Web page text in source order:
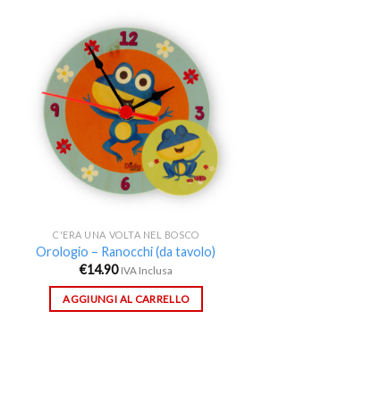
Aggiungi
alla lista
dei
desideri
C'ERA UNA VOLTA NEL BOSCO
Orologio – Ranocchi (da tavolo)
€14.90 IVA Inclusa
AGGIUNGI AL CARRELLO